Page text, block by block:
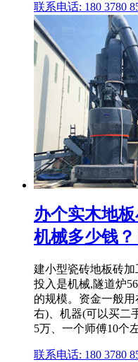
联系电话: 180 3780
办个实木地
机械多少钱？
建小型瓷砖地板砖
投入是机械,隧道炉
的规模。资金一般
右)、机器(可以买二
5万、一个师傅10个
联系电话: 180 3780